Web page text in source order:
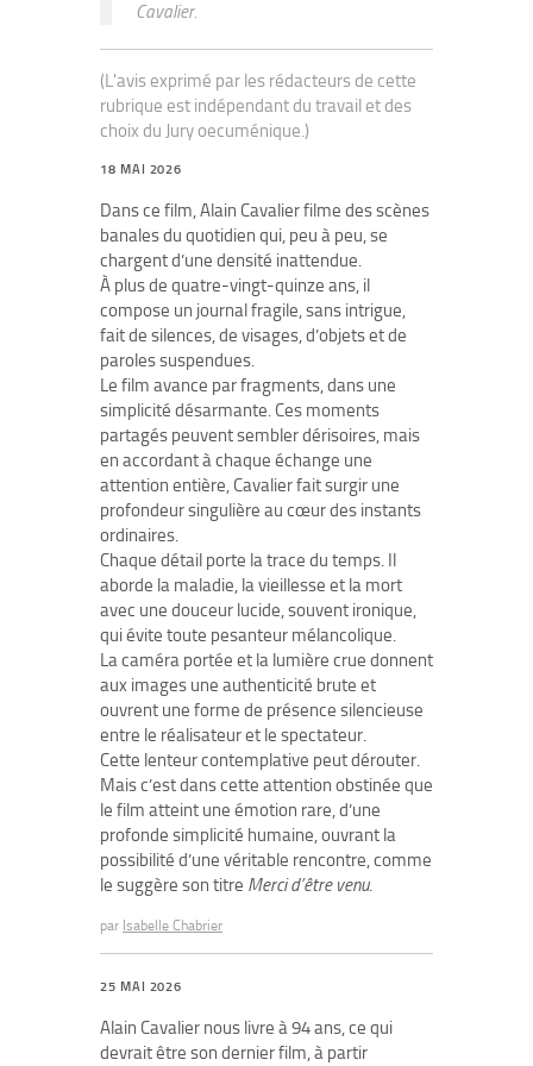
Cavalier.
(L'avis exprimé par les rédacteurs de cette
rubrique est indépendant du travail et des
choix du Jury oecuménique.)
18 MAI 2026
Dans ce film, Alain Cavalier filme des scènes
banales du quotidien qui, peu à peu, se
chargent d’une densité inattendue.
À plus de quatre-vingt-quinze ans, il
compose un journal fragile, sans intrigue,
fait de silences, de visages, d’objets et de
paroles suspendues.
Le film avance par fragments, dans une
simplicité désarmante. Ces moments
partagés peuvent sembler dérisoires, mais
en accordant à chaque échange une
attention entière, Cavalier fait surgir une
profondeur singulière au cœur des instants
ordinaires.
Chaque détail porte la trace du temps. Il
aborde la maladie, la vieillesse et la mort
avec une douceur lucide, souvent ironique,
qui évite toute pesanteur mélancolique.
La caméra portée et la lumière crue donnent
aux images une authenticité brute et
ouvrent une forme de présence silencieuse
entre le réalisateur et le spectateur.
Cette lenteur contemplative peut dérouter.
Mais c’est dans cette attention obstinée que
le film atteint une émotion rare, d’une
profonde simplicité humaine, ouvrant la
possibilité d’une véritable rencontre, comme
le suggère son titre Merci d’être venu.
par Isabelle Chabrier
25 MAI 2026
Alain Cavalier nous livre à 94 ans, ce qui
devrait être son dernier film, à partir